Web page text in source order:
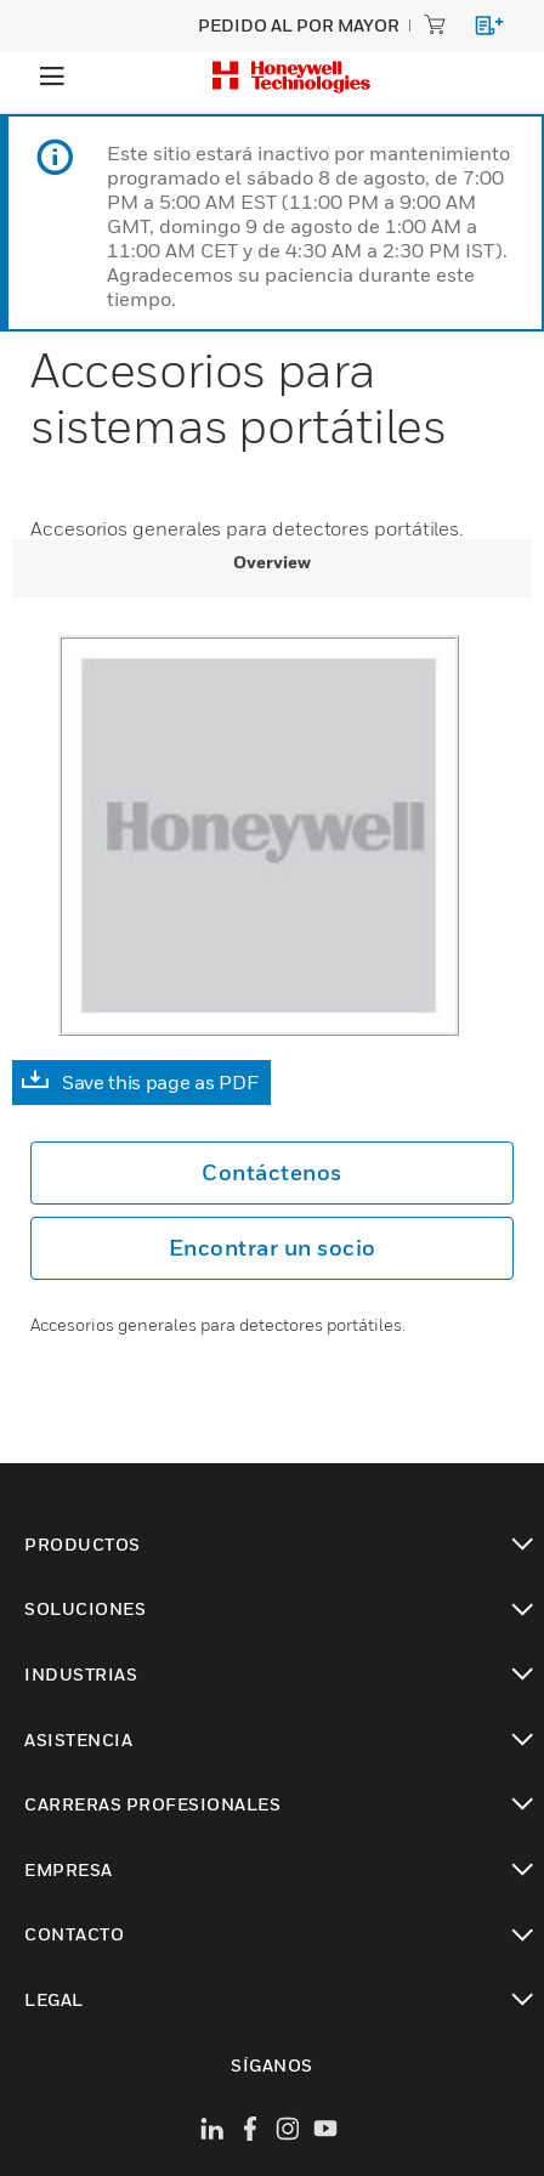
PEDIDO AL POR MAYOR
Este sitio estará inactivo por mantenimiento
programado el sábado 8 de agosto, de 7:00
PM a 5:00 AM EST (11:00 PM a 9:00 AM
GMT, domingo 9 de agosto de 1:00 AM a
11:00 AM CET y de 4:30 AM a 2:30 PM IST).
Agradecemos su paciencia durante este
tiempo.
Accesorios para
sistemas portátiles
Accesorios generales para detectores portátiles.
Overview
Save this page as PDF
Contáctenos
Encontrar un socio
Accesorios generales para detectores portátiles.
PRODUCTOS
SOLUCIONES
INDUSTRIAS
ASISTENCIA
CARRERAS PROFESIONALES
EMPRESA
CONTACTO
LEGAL
SÍGANOS